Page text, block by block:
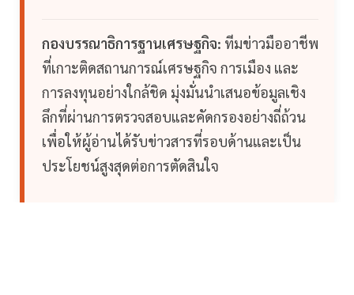
กองบรรณาธิการฐานเศรษฐกิจ: ทีมข่าวมืออาชีพ
ที่เกาะติดสถานการณ์เศรษฐกิจ การเมือง และ
การลงทุนอย่างใกล้ชิด มุ่งมั่นนำเสนอข้อมูลเชิง
ลึกที่ผ่านการตรวจสอบและคัดกรองอย่างถี่ถ้วน
เพื่อให้ผู้อ่านได้รับข่าวสารที่รอบด้านและเป็น
ประโยชน์สูงสุดต่อการตัดสินใจ